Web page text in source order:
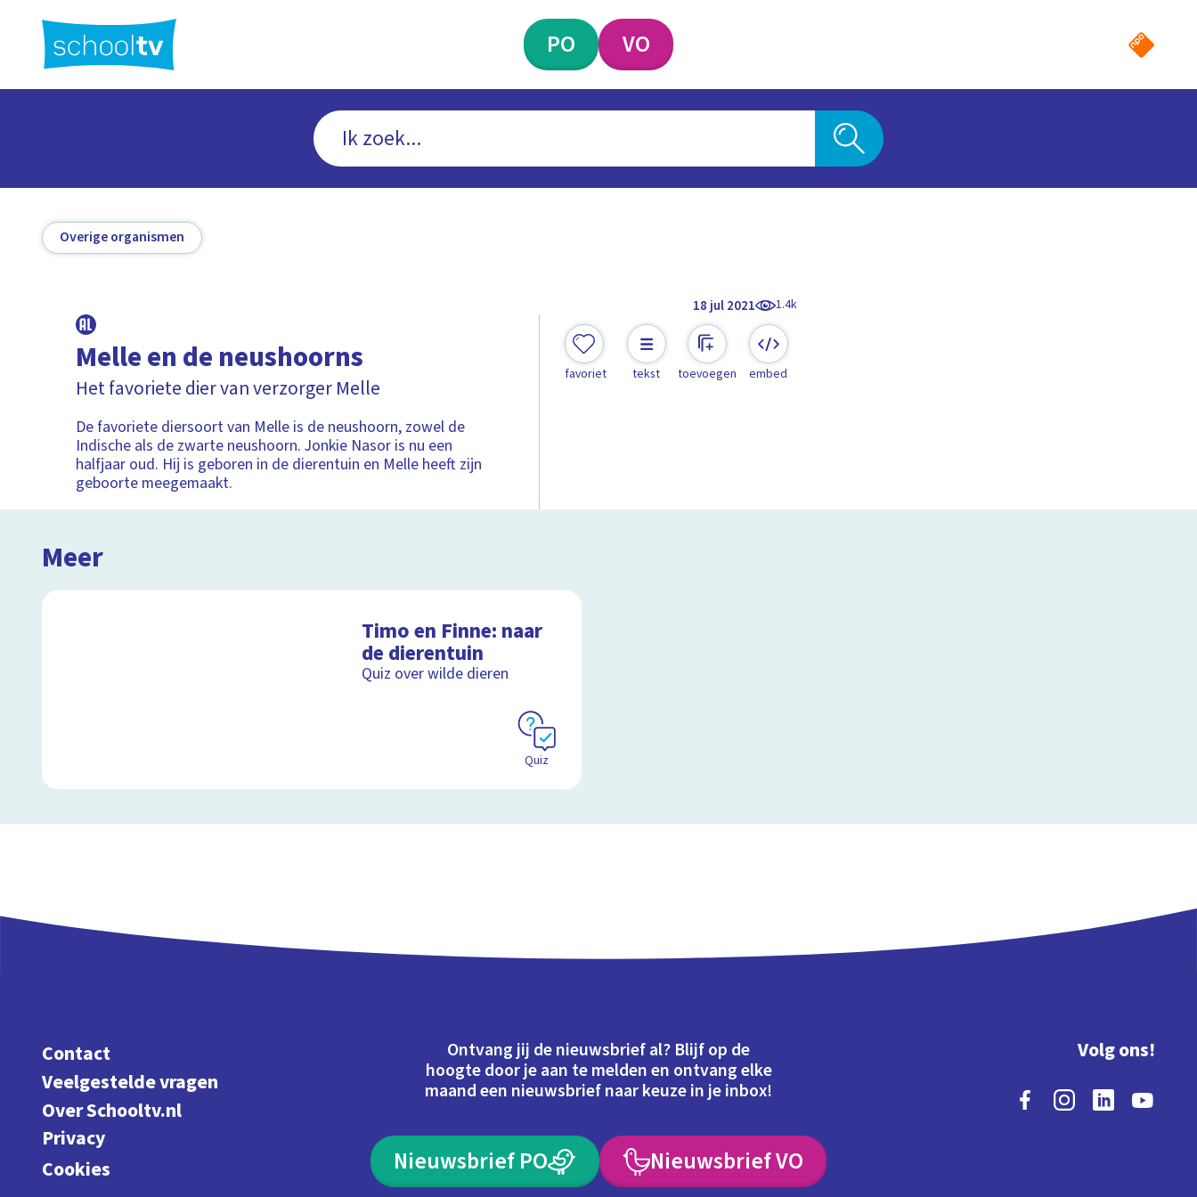
hoofdinhoud
PO VO
Overige organismen
18 jul 2021 1.4k
Melle en de neushoorns
Het favoriete dier van verzorger Melle
De favoriete diersoort van Melle is de neushoorn, zowel de
Indische als de zwarte neushoorn. Jonkie Nasor is nu een
halfjaar oud. Hij is geboren in de dierentuin en Melle heeft zijn
geboorte meegemaakt.
favoriet tekst toevoegen embed
Meer
Timo en Finne: naar
de dierentuin
Quiz over wilde dieren
Quiz
Contact
Veelgestelde vragen
Over Schooltv.nl
Privacy
Cookies
Ontvang jij de nieuwsbrief al? Blijf op de
hoogte door je aan te melden en ontvang elke
maand een nieuwsbrief naar keuze in je inbox!
Nieuwsbrief PO Nieuwsbrief VO
Volg ons!